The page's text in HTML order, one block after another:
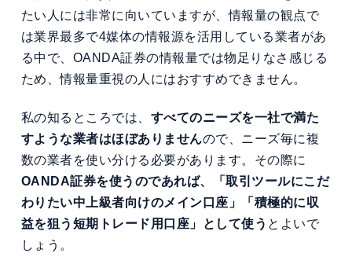
たい人には非常に向いていますが、情報量の観点で
は業界最多で4媒体の情報源を活用している業者があ
る中で、OANDA証券の情報量では物足りなさ感じる
ため、情報量重視の人にはおすすめできません。
私の知るところでは、 すべてのニーズを一社で満た
すような業者はほぼありませんので、ニーズ毎に複
数の業者を使い分ける必要があります。その際に
OANDA証券を使うのであれば、「取引ツールにこだ
わりたい中上級者向けのメイン口座」「積極的に収
益を狙う 短期トレード用口座」として使う とよいで
しょう。